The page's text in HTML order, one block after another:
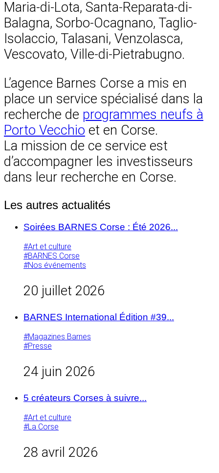
Maria-di-Lota, Santa-Reparata-di-
Balagna, Sorbo-Ocagnano, Taglio-
Isolaccio, Talasani, Venzolasca,
Vescovato, Ville-di-Pietrabugno.
L’agence Barnes Corse a mis en
place un service spécialisé dans la
recherche de programmes neufs à
Porto Vecchio et en Corse.
La mission de ce service est
d’accompagner les investisseurs
dans leur recherche en Corse.
Les autres actualités
Soirées BARNES Corse : Été 2026...
#Art et culture
#BARNES Corse
#Nos événements
20 juillet 2026
BARNES International Édition #39...
#Magazines Barnes
#Presse
24 juin 2026
5 créateurs Corses à suivre...
#Art et culture
#La Corse
28 avril 2026